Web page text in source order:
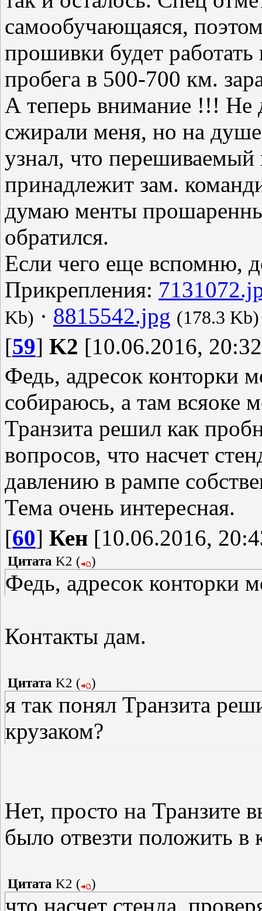
самообучающаяся,
прошивки будет
пробега в 500-700 км.
А теперь внимание !!! Не
сжирали меня, но на
узнал, что
принадлежит зам.
думаю менты
обратился.
Если чего еще вспомню,
Прикрепления:
Kb) · 8815542.jpg (178.3 Kb)
[59] K2 [10.06.2016,
Федь, адресок конторки
собираюсь, а там всяоке
Транзита решил как
вопросов, что насчет
давлению в рампе
Тема очень интересная.
[60] Кен [10.06.2016,
Цитата K2 ( )
Федь, адресок конторки
Контакты дам.
Цитата K2 ( )
я так понял Транзита
крузаком?
Нет, просто на Транзите
было отвезти положить в
Цитата K2 ( )
что насчет стенда,